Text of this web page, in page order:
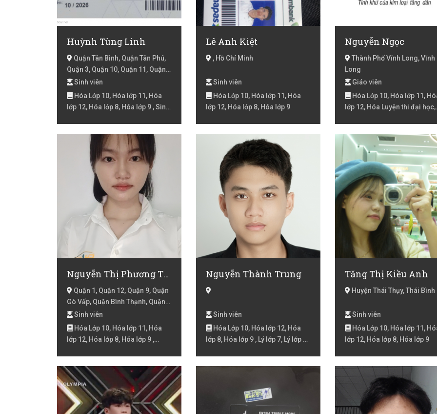
Huỳnh Tùng Linh
Quận Tân Bình, Quận Tân Phú,
Quận 3, Quận 10, Quận 11, Quận
5, Quận 6, Quận Bình Tân, Hồ Chí
Minh
Sinh viên
Hóa Lớp 10, Hóa lớp 11, Hóa
lớp 12, Hóa lớp 8, Hóa lớp 9 , Sinh
học Luyện thi đại học
Lê Anh Kiệt
, Hồ Chí Minh
Sinh viên
Hóa Lớp 10, Hóa lớp 11, Hóa
lớp 12, Hóa lớp 8, Hóa lớp 9
Nguyễn Ngọc
Thành Phố Vĩnh Long, Vĩnh
Long
Giáo viên
Hóa Lớp 10, Hóa lớp 11,
lớp 12, Hóa Luyện thi đại học,
Nguyễn Thị Phương Thảo
Quận 1, Quận 12, Quận 9, Quận
Gò Vấp, Quận Bình Thạnh, Quận
2, Quận 3, Quận 4, Quận Bình Tân,
Hồ Chí Minh
Sinh viên
Hóa Lớp 10, Hóa lớp 11, Hóa
lớp 12, Hóa lớp 8, Hóa lớp 9 ,
11, Toán lớp 12, Toán lớp 6, Toán
lớp 7, Toán lớp 8, Toán lớp 9
Nguyễn Thành Trung
Sinh viên
Hóa Lớp 10, Hóa lớp 12, Hóa
lớp 8, Hóa lớp 9 , Lý lớp 7, Lý lớp 8,
Tăng Thị Kiều Anh
Huyện Thái Thụy, Thái Bình
Sinh viên
Hóa Lớp 10, Hóa lớp 11,
lớp 12, Hóa lớp 8, Hóa lớp 9